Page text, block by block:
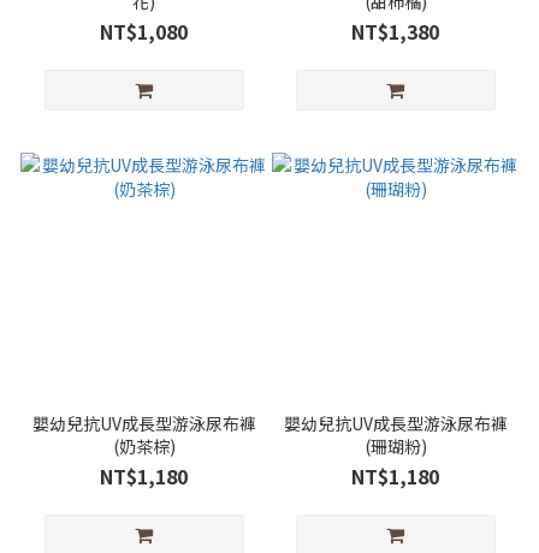
NT$1,080 NT$1,380
嬰幼兒抗UV成長型游泳尿布褲
(奶茶棕)
NT$1,180
嬰幼兒抗UV成長型游泳尿布褲
(珊瑚粉)
NT$1,180